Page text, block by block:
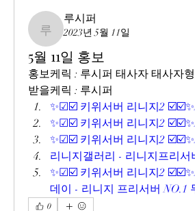
루시퍼
루시퍼
2023년 5월 11일
5월 11일 홍보
홍보케릭 : 루시퍼 태사자 태사자형
받을케릭 : 루시퍼
✨☑☑️ 키위서버 리니지2
✨☑☑️ 키위서버 리니지2
✨☑☑️ 키위서버 리니지2
리니지갤러리 - 리니지프리서
✨☑☑️ 키위서버 리니지2
데이 - 리니지 프리서버 NO.1
0